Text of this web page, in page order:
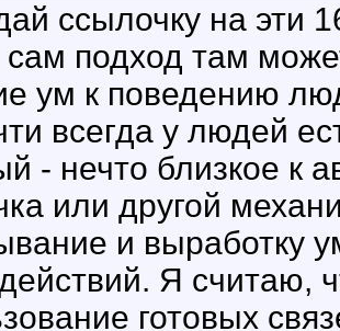
ссылочку на эти
сам подход там
ум к поведению
всегда у людей
- нечто близкое к
или другой
и выработку
Я считаю,
готовых